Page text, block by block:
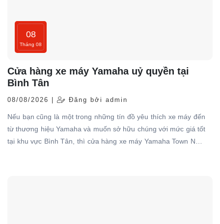
08
Tháng 08
Cửa hàng xe máy Yamaha uỷ quyền tại
Bình Tân
08/08/2026 | Đăng bởi admin
Nếu bạn cũng là một trong những tín đồ yêu thích xe máy đến
từ thương hiệu Yamaha và muốn sở hữu chúng với mức giá tốt
tại khu vực Bình Tân, thì cửa hàng xe máy Yamaha Town Nam